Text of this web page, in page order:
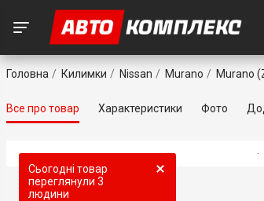
Головна Килимки Nissan Murano Murano
Все про товар Характеристики Фото
Сьогодні товар
переглянули 3
людини